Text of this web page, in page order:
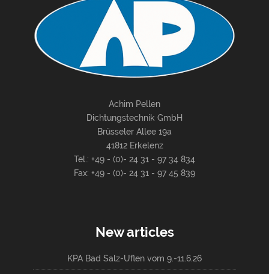
Achim Pellen
Dichtungstechnik GmbH
Brüsseler Allee 19a
41812 Erkelenz
Tel.: +49 - (0)- 24 31 - 97 34 834
Fax: +49 - (0)- 24 31 - 97 45 839
New articles
KPA Bad Salz-Uflen vom 9.-11.6.26